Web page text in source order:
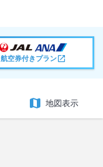
航空券付きプラン
地図表示